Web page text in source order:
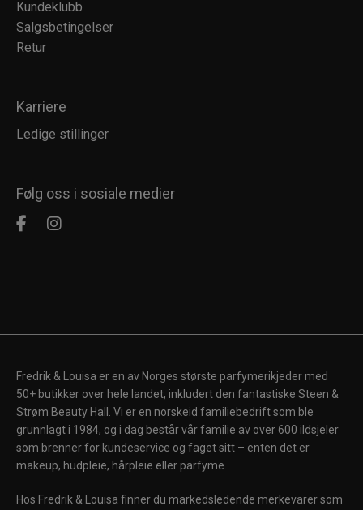
Kundeklubb
Salgsbetingelser
Retur
Karriere
Ledige stillinger
Følg oss i sosiale medier
Fredrik & Louisa er en av Norges største parfymerikjeder med
50+ butikker over hele landet, inkludert den fantastiske Steen &
Strøm Beauty Hall. Vi er en norskeid familiebedrift som ble
grunnlagt i 1984, og i dag består vår familie av over 600 ildsjeler
som brenner for kundeservice og faget sitt – enten det er
makeup, hudpleie, hårpleie eller parfyme.
Hos Fredrik & Louisa finner du markedsledende merkevarer som